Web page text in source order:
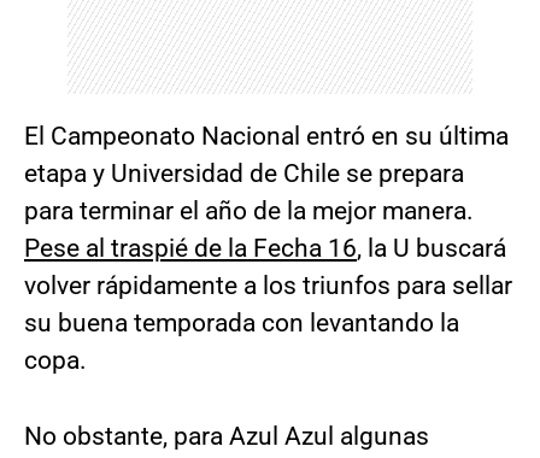
El Campeonato Nacional entró en su última
etapa y Universidad de Chile se prepara
para terminar el año de la mejor manera.
Pese al traspié de la Fecha 16, la U buscará
volver rápidamente a los triunfos para sellar
su buena temporada con levantando la
copa.
No obstante, para Azul Azul algunas